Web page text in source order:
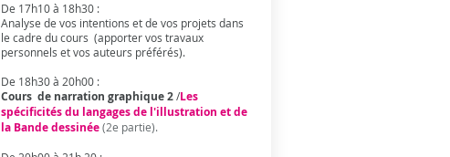
De 17h10 à 18h30 :
Analyse de vos intentions et de vos projets dans
le cadre du cours (apporter vos travaux
personnels et vos auteurs préférés).
De 18h30 à 20h00 :
Cours de narration graphique 2/Les
spécificités du langages de l'illustration et de
la Bande dessinée(2e partie).